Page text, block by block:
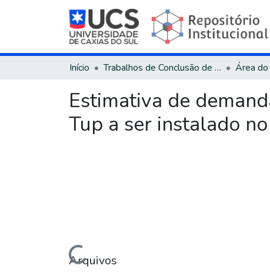
Início Trabalhos de Conclusão de Curso
Estimativa de
Tup a ser instalado
Carregando...Arquivos